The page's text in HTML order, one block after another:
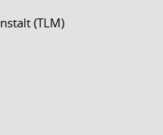
(TLM)